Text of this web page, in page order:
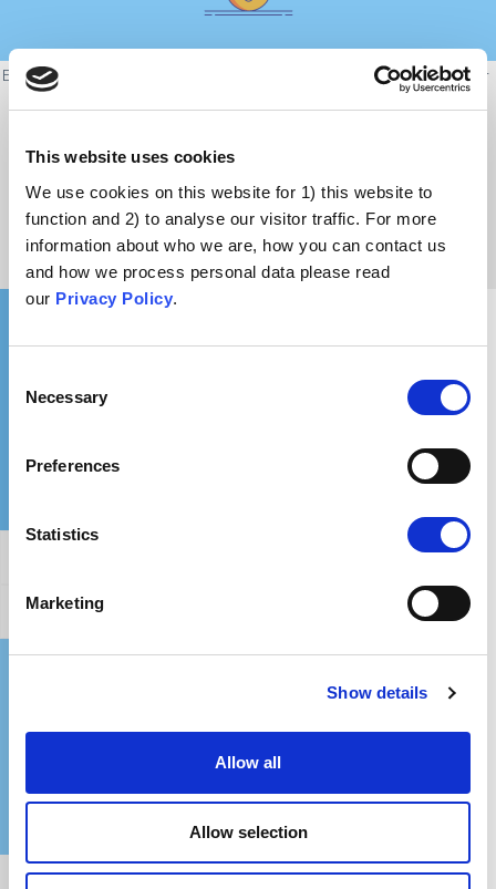
This website uses cookies
We use cookies on this website for 1) this website to
function and 2) to analyse our visitor traffic. For more
information about who we are, how you can contact us
and how we process personal data please read
our Privacy Policy.
Selection
Necessary
Preferences
Statistics
Marketing
Show details
Allow all
Allow selection
Efectele secundare severe în urma vaccinării sunt mai puțin frecvente, dar
sub numele de anafilaxie. Este important ca toată lumea să cunoască
posibilele riscuri ale vaccinurilor și cât de probabil este ca acestea să
apară.
Contra-argumentarea acestui argument
Unde pot afla mai multe?
Informații suplimentare: